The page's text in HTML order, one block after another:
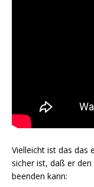
Vielleicht ist das das
sicher ist, daß er
beenden kann: